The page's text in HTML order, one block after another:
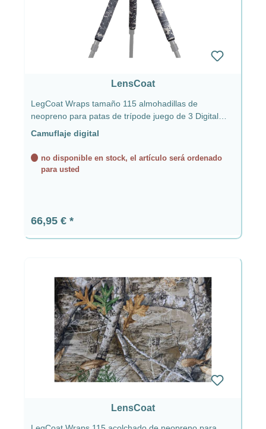
LensCoat
LegCoat Wraps tamaño 115 almohadillas de
neopreno para patas de trípode juego de 3 Digital
Camo
Camuflaje digital
no disponible en stock, el artículo será ordenado
para usted
Precio normal:
66,95 €
LensCoat